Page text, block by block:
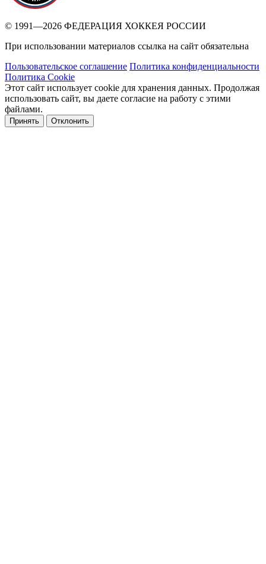
© 1991—2026 ФЕДЕРАЦИЯ ХОККЕЯ РОССИИ
При использовании материалов ссылка на сайт обязательна
Пользовательское соглашение Политика конфиденциальности
Политика Cookie
Этот сайт использует cookie для хранения данных. Продолжая
использовать сайт, вы даете согласие на работу с этими
файлами.
Принять Отклонить